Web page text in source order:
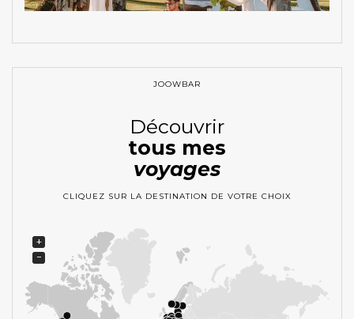
JOOWBAR
Découvrir
tous mes
voyages
CLIQUEZ SUR LA DESTINATION DE VOTRE CHOIX
+
−